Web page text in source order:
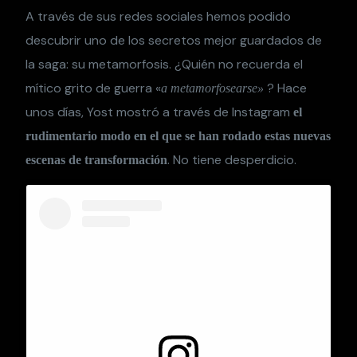
A través de sus redes sociales hemos podido
descubrir uno de los secretos mejor guardados de
la saga: su metamorfosis. ¿Quién no recuerda el
mítico grito de guerra «a metamorfosearse» ? Hace
unos días, Yost mostró a través de Instagramel
rudimentario modo en el que se han rodado estas nuevas
escenas de transformación. No tiene desperdicio.